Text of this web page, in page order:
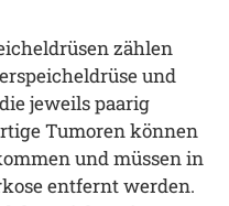
zählen
und
jeweils paarig
Tumoren können
und müssen in
entfernt werden.